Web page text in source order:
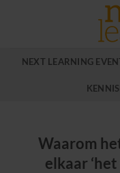
NEXT LEARNING
Waarom
elkaar